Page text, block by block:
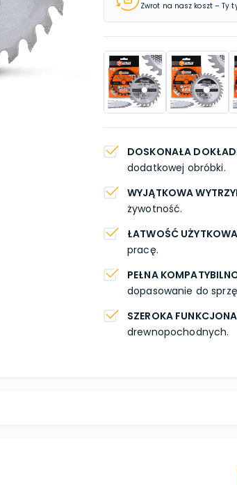
Zwrot na nasz koszt – Ty
DOSKONAŁA
dodatkowej obróbki.
WYJĄTKOWA
żywotność.
ŁATWOŚĆ
pracę.
PEŁNA
dopasowanie do
SZEROKA
drewnopochodnych.